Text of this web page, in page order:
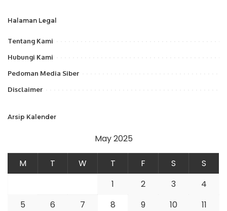
Halaman Legal
Tentang Kami
Hubungi Kami
Pedoman Media Siber
Disclaimer
Arsip Kalender
May 2025
M T W T F S
S
1
2 3
4
5
6 7 8 9 10
11